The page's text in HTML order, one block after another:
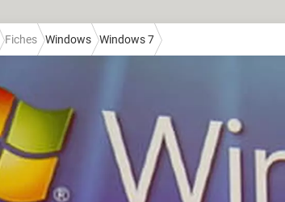
Fiches Windows Windows 7